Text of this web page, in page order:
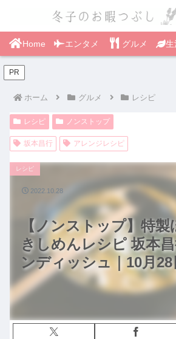
Home エンタメ グルメ 生
PR
ホーム グルメ レシピ
レシピ ノンストップ
坂本昌行 アレンジレシピ
【ノンストップ】特
きしめんレシピ 坂本
ンディッシュ｜10月28
レシピ
2022.10.28